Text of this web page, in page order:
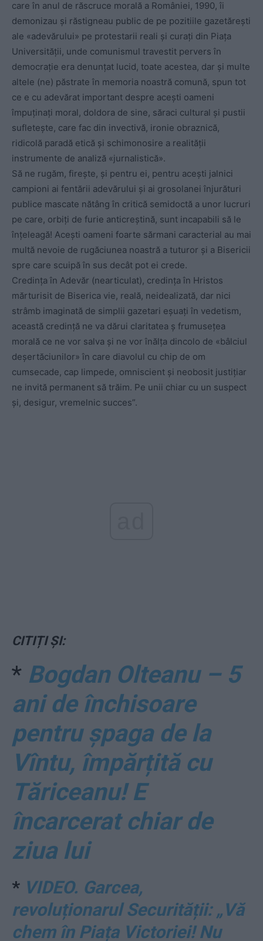
care în anul de răscruce morală a României, 1990, îi
demonizau și răstigneau public de pe pozitiile gazetărești
ale «adevărului» pe protestarii reali și curați din Piața
Universității, unde comunismul travestit pervers în
democrație era denunțat lucid, toate acestea, dar și multe
altele (ne) păstrate în memoria noastră comună, spun tot
ce e cu adevărat important despre acești oameni
împuținați moral, doldora de sine, săraci cultural și pustii
sufletește, care fac din invectivă, ironie obraznică,
ridicolă paradă etică și schimonosire a realității
instrumente de analiză «jurnalistică».
Să ne rugăm, firește, și pentru ei, pentru acești jalnici
campioni ai fentării adevărului și ai grosolanei înjurături
publice mascate nătâng în critică semidoctă a unor lucruri
pe care, orbiți de furie anticreștină, sunt incapabili să le
înțeleagă! Acești oameni foarte sărmani caracterial au mai
multă nevoie de rugăciunea noastră a tuturor și a Bisericii
spre care scuipă în sus decât pot ei crede.
Credința în Adevăr (nearticulat), credința în Hristos
mărturisit de Biserica vie, reală, neidealizată, dar nici
strâmb imaginată de simplii gazetari eșuați în vedetism,
această credință ne va dărui claritatea ș frumusețea
morală ce ne vor salva și ne vor înălța dincolo de «bâlciul
deșertăciunilor» în care diavolul cu chip de om
cumsecade, cap limpede, omniscient și neobosit justițiar
ne invită permanent să trăim. Pe unii chiar cu un suspect
și, desigur, vremelnic succes”.
CITIȚI ȘI:
* Bogdan Olteanu – 5
ani de închisoare
pentru șpaga de la
Vîntu, împărțită cu
Tăriceanu! E
încarcerat chiar de
ziua lui
* VIDEO. Garcea,
revoluționarul Securității: „Vă
chem în Piața Victoriei! Nu